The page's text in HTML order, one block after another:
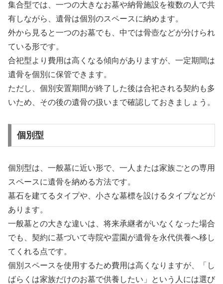
集合型では、一つの大きなお墓や納骨施設を複数の人で共
有しながら、遺骨は個別のスペースに納めます。
外から見ると一つのお墓でも、中では骨壺などが分けられ
ている形です。
合祀型より費用は高くなる傾向がありますが、一定期間は
遺骨を個別に保管できます。
ただし、個別安置期間が終了した後は合祀される契約も多
いため、その後の遺骨の扱いまで確認しておきましょう。
個別型
個別型は、一般墓に近い形で、一人または家族ごとの専用
スペースに遺骨を納める方法です。
墓石を建てるタイプや、小さな墓標を設けるタイプなどが
あります。
一般墓との大きな違いは、将来承継者がいなくなった場合
でも、契約に基づいて寺院や霊園が遺骨を永代供養へ移し
てくれる点です。
個別スペースを使用するため費用は高くなりますが、「し
ばらくは家族だけのお墓で供養したい」という人には選び